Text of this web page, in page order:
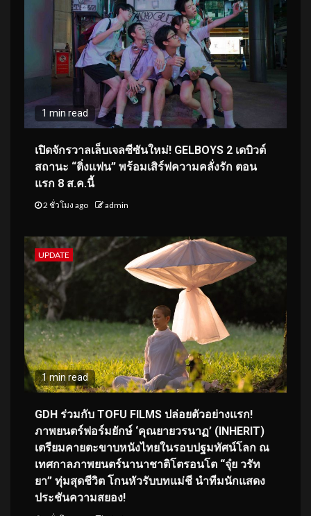
1 min read
เปิดจักรวาลเล็บเจลซีซันใหม่! GELBOYS 2 เดบิวต์
สถานะ “ติ่งแฟน” พร้อมเสิร์ฟความคลั่งรัก ตอน
แรก 8 ส.ค.นี้
2 ชั่วโมง ago admin
UPDATE
1 min read
GDH ร่วมกับ TOFU FILMS ปล่อยตัวอย่างแรก!
ภาพยนตร์ฟอร์มยักษ์ ‘คุณยายวรนาฏ’ (INHERIT)
เตรียมคายตะขาบหนังไทยในรอบปฐมทัศน์โลก ณ
เทศกาลภาพยนตร์นานาชาติโตรอนโต “จุ๋ย วรัท
ยา” ทุ่มสุดชีวิต โกนหัวรับบทแม่ชี นำทีมนักแสดง
ประชันความสยอง!